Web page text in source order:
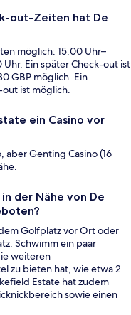
out-Zeiten hat De
möglich: 15:00 Uhr–
Ein später Check-out ist
GBP möglich. Ein
ist möglich.
ein Casino vor
aber Genting Casino (16
der Nähe von De
Golfplatz vor Ort oder
Schwimm ein paar
weiteren
zu bieten hat, wie etwa 2
Estate hat zudem
sowie einen